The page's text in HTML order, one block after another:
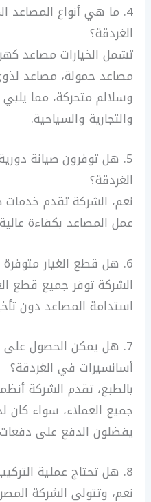
4. ما هي أنواع المصاعد
الغردقة؟
تشمل الخيارات مصاعد
مصاعد حمولة، مصاعد
وسلالم متحركة، مما
والتجارية والسياحية.
5. هل توفرون صيانة
الغردقة؟
نعم، الشركة تقدم خدمات
عمل المصاعد بكفاءة
6. هل قطع الغيار متوفرة بسهولة في الغردقة؟
الشركة توفر جميع قطع
استدامة المصاعد دون
7. هل يمكن الحصول
أسانسيرات في الغردقة؟
بالطبع، تقدم الشركة
جميع العملاء، سواء كان
يفضلون الدفع على
8. هل تحتاج عملية التركيب إلى تراخيص في الغردقة؟
نعم، وتتولى الشركة